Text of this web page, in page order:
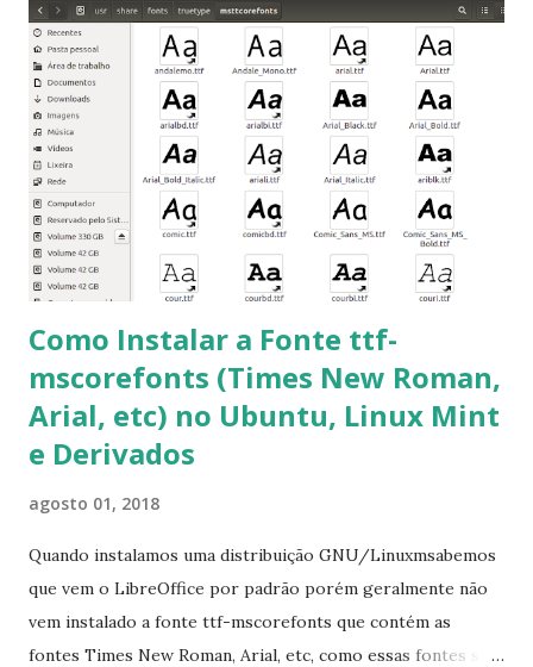
que contém essas fontes. Ao instalar o GNU/Linux abra o
terminal e execute o comando: $ sudo apt-get install ttf-
mscorefonts-installer Leia os termos de uso e avance
clicando em “Ok” Agora aceite os termos de uso clicando
em “Sim” Pronto agora abra o LibreOffice e veja se as
fontes Times New Roman, Arial estão instaladas. Caso
ocorra algum erro ou precisa reinstalar, execute: $ sudo
apt-get install --reinstall ttf-mscorefonts-installer
Como Instalar a Fonte ttf-
mscorefonts (Times New Roman,
Arial, etc) no Ubuntu, Linux Mint
e Derivados
agosto 01, 2018
Quando instalamos uma distribuição GNU/Linuxmsabemos
que vem o LibreOffice por padrão porém geralmente não
vem instalado a fonte ttf-mscorefonts que contém as
fontes Times New Roman, Arial, etc, como essas fontes são